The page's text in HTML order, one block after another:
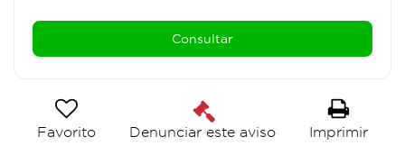
Favorito Denunciar este aviso Imprimir